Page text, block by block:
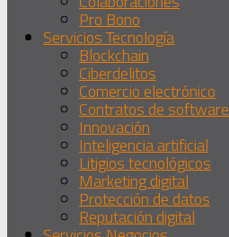
Pro Bono
Servicios Tecnología
Blockchain
Ciberdelitos
Comercio electrónico
Contratos de software
Innovación
Inteligencia artificial
Litigios tecnológicos
Marketing digital
Protección de datos
Reputación digital